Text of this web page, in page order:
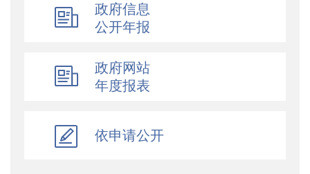
科教和文化
农业农村
自然资源和生态环境
乡村振兴
政府信息
公开年报
政府网站
年度报表
依申请公开